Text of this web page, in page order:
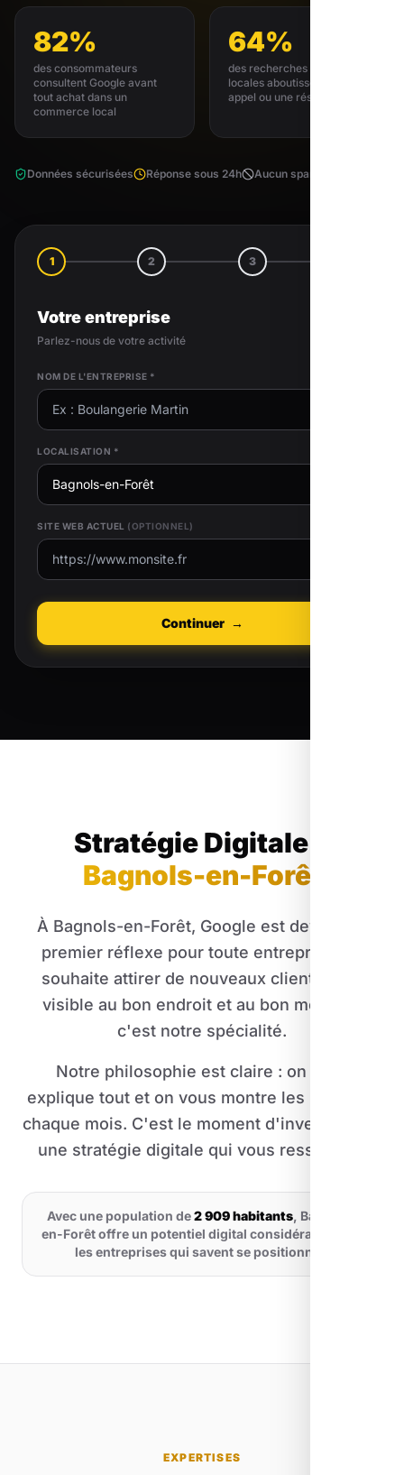
82%
des consommateurs
consultent Google avant
tout achat dans un
commerce local
64%
des recherches GMB
locales aboutissent à un
appel ou une réservation
Données sécurisées Réponse sous 24h Aucun spam
1 2 3
Votre entreprise
Parlez-nous de votre activité
NOM DE L'ENTREPRISE *
LOCALISATION *
SITE WEB ACTUEL (OPTIONNEL)
Continuer →
Stratégie Digitale
Bagnols-en-Forêt
À Bagnols-en-Forêt, Google est devenu le
premier réflexe pour toute entreprise qui
souhaite attirer de nouveaux clients. Être
visible au bon endroit et au bon moment,
c'est notre spécialité.
Notre philosophie est claire : on vous
explique tout et on vous montre les résultats
chaque mois. C'est le moment d'investir dans
une stratégie digitale qui vous ressemble.
Avec une population de2 909 habitants, Bagnols-
en-Forêt offre un potentiel digital considérable pour
les entreprises qui savent se positionner.
EXPERTISES